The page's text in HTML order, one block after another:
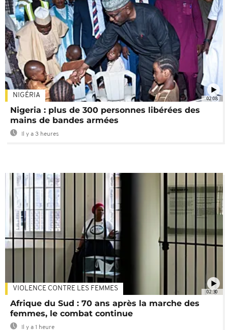
02:08
NIGÉRIA
Nigeria : plus de 300 personnes libérées des
mains de bandes armées
Il y a 3 heures
02:30
VIOLENCE CONTRE LES FEMMES
Afrique du Sud : 70 ans après la marche des
femmes, le combat continue
Il y a 1 heure